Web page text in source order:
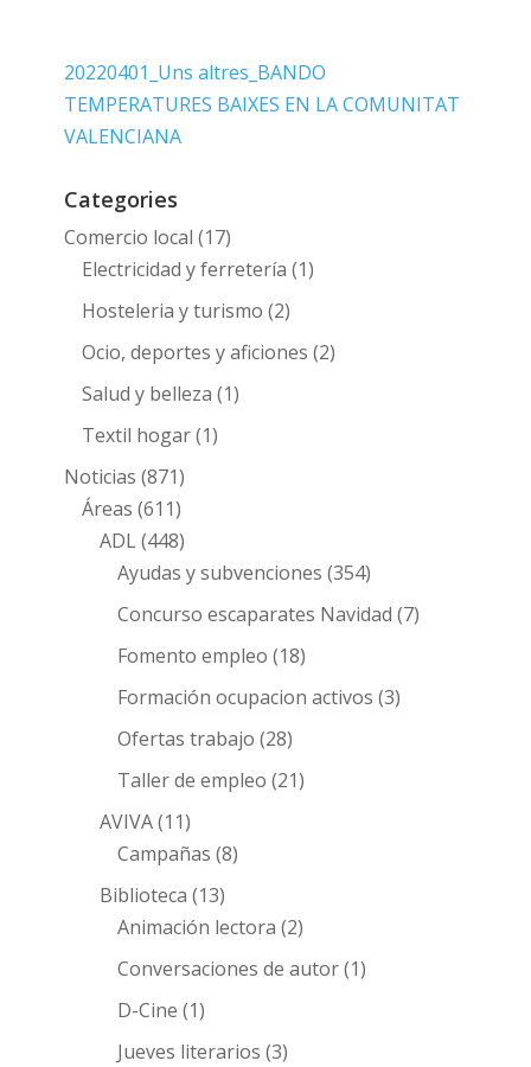
20220401_Uns altres_BANDO
TEMPERATURES BAIXES EN LA COMUNITAT
VALENCIANA
Categories
Comercio local (17)
Electricidad y ferretería (1)
Hosteleria y turismo (2)
Ocio, deportes y aficiones (2)
Salud y belleza (1)
Textil hogar(1)
Noticias (871)
Áreas (611)
ADL(448)
Ayudas y subvenciones (354)
Concurso escaparates Navidad (7)
Fomento empleo (18)
Formación ocupacion activos (3)
Ofertas trabajo (28)
Taller de empleo (21)
AVIVA(11)
Campañas (8)
Biblioteca (13)
Animación lectora (2)
Conversaciones de autor(1)
D-Cine (1)
Jueves literarios (3)